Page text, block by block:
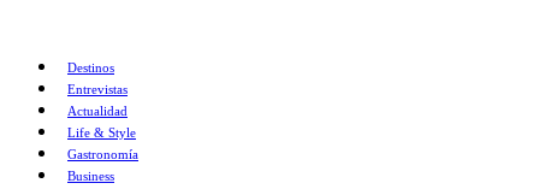
Destinos
Entrevistas
Actualidad
Life & Style
Gastronomía
Business